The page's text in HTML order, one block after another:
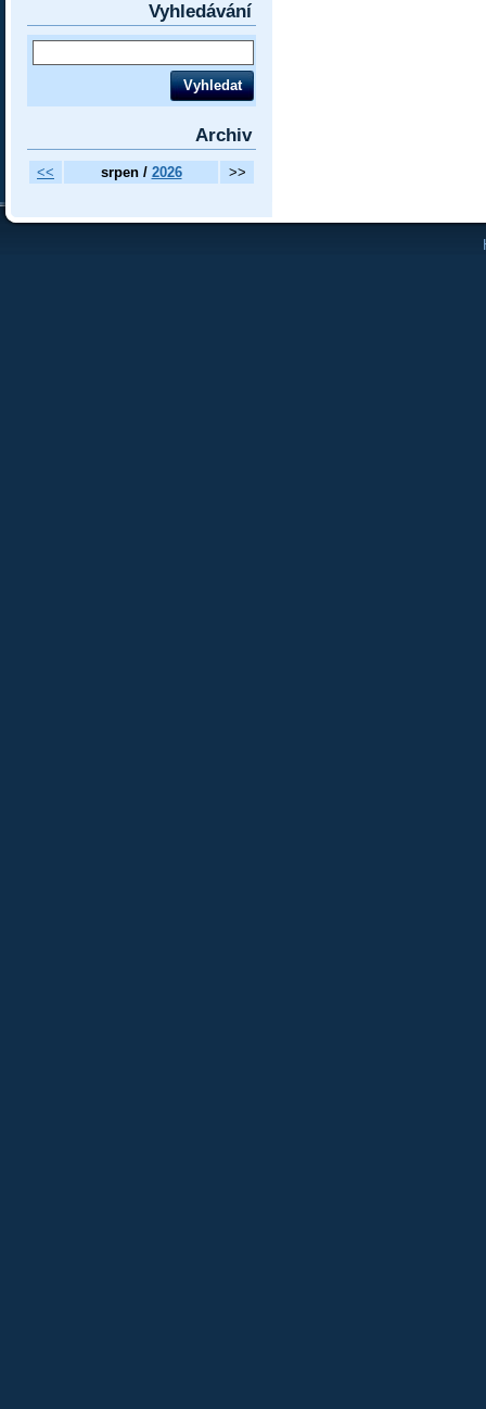
Vyhledávání
Archiv
<< srpen / 2026 >>